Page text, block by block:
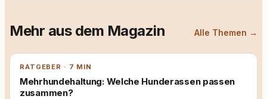
Mehr aus dem Magazin Alle Themen →
RATGEBER · 7 MIN
Mehrhundehaltung: Welche Hunderassen passen
zusammen?